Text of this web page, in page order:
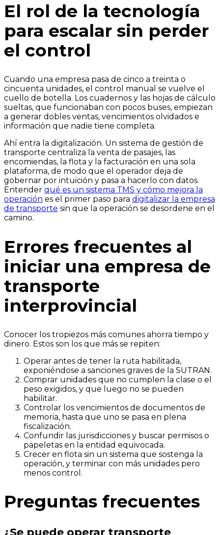
El rol de la tecnología
para escalar sin perder
el control
Cuando una empresa pasa de cinco a treinta o
cincuenta unidades, el control manual se vuelve el
cuello de botella. Los cuadernos y las hojas de cálculo
sueltas, que funcionaban con pocos buses, empiezan
a generar dobles ventas, vencimientos olvidados e
información que nadie tiene completa.
Ahí entra la digitalización. Un sistema de gestión de
transporte centraliza la venta de pasajes, las
encomiendas, la flota y la facturación en una sola
plataforma, de modo que el operador deja de
gobernar por intuición y pasa a hacerlo con datos.
Entender qué es un sistema TMS y cómo mejora la
operación es el primer paso para digitalizar la empresa
de transporte sin que la operación se desordene en el
camino.
Errores frecuentes al
iniciar una empresa de
transporte
interprovincial
Conocer los tropiezos más comunes ahorra tiempo y
dinero. Estos son los que más se repiten:
Operar antes de tener la ruta habilitada,
exponiéndose a sanciones graves de la SUTRAN.
Comprar unidades que no cumplen la clase o el
peso exigidos, y que luego no se pueden
habilitar.
Controlar los vencimientos de documentos de
memoria, hasta que uno se pasa en plena
fiscalización.
Confundir las jurisdicciones y buscar permisos o
papeletas en la entidad equivocada.
Crecer en flota sin un sistema que sostenga la
operación, y terminar con más unidades pero
menos control.
Preguntas frecuentes
¿Se puede operar transporte